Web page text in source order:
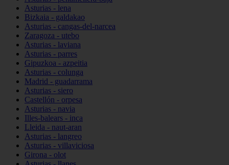
Asturias - lena
Bizkaia - galdakao
Asturias - cangas-del-narcea
Zaragoza - utebo
Asturias - laviana
Asturias - parres
Gipuzkoa - azpeitia
Asturias - colunga
Madrid - guadarrama
Asturias - siero
Castellón - orpesa
Asturias - navia
Illes-balears - inca
Lleida - naut-aran
Asturias - langreo
Asturias - villaviciosa
Girona - olot